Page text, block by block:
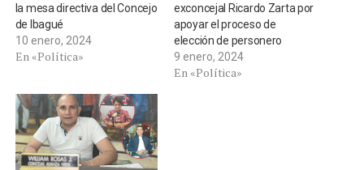
la mesa directiva del Concejo
de Ibagué
10 enero, 2024
En «Política»
exconcejal Ricardo Zarta por
apoyar el proceso de
elección de personero
9 enero, 2024
En «Política»